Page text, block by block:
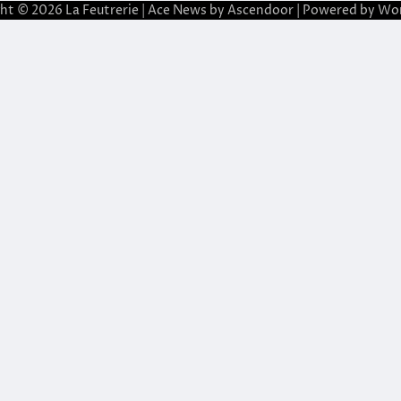
© 2026 La Feutrerie | Ace News by Ascendoor | Powered by